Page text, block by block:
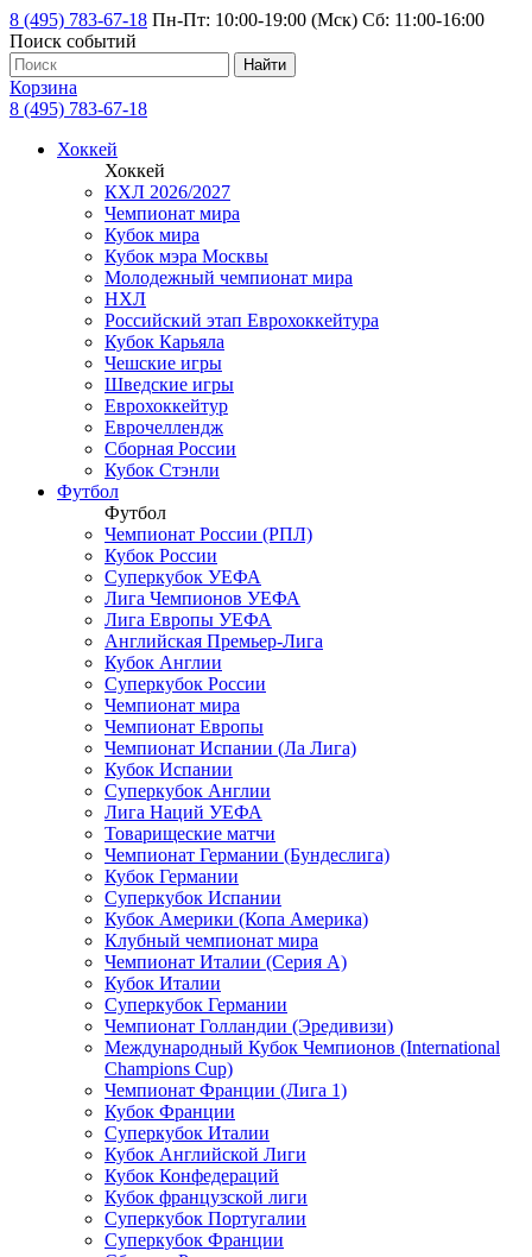
8 (495) 783-67-18 Пн-Пт: 10:00-19:00 (Мск) Сб: 11:00-16:00
Поиск событий
Найти
Корзина
8 (495) 783-67-18
Хоккей
Хоккей
КХЛ 2026/2027
Чемпионат мира
Кубок мира
Кубок мэра Москвы
Молодежный чемпионат мира
НХЛ
Российский этап Еврохоккейтура
Кубок Карьяла
Чешские игры
Шведские игры
Еврохоккейтур
Еврочеллендж
Сборная России
Кубок Стэнли
Футбол
Футбол
Чемпионат России (РПЛ)
Кубок России
Суперкубок УЕФА
Лига Чемпионов УЕФА
Лига Европы УЕФА
Английская Премьер-Лига
Кубок Англии
Суперкубок России
Чемпионат мира
Чемпионат Европы
Чемпионат Испании (Ла Лига)
Кубок Испании
Суперкубок Англии
Лига Наций УЕФА
Товарищеские матчи
Чемпионат Германии (Бундеслига)
Кубок Германии
Суперкубок Испании
Кубок Америки (Копа Америка)
Клубный чемпионат мира
Чемпионат Италии (Серия А)
Кубок Италии
Суперкубок Германии
Чемпионат Голландии (Эредивизи)
Международный Кубок Чемпионов (International
Champions Cup)
Чемпионат Франции (Лига 1)
Кубок Франции
Суперкубок Италии
Кубок Английской Лиги
Кубок Конфедераций
Кубок французской лиги
Суперкубок Португалии
Суперкубок Франции